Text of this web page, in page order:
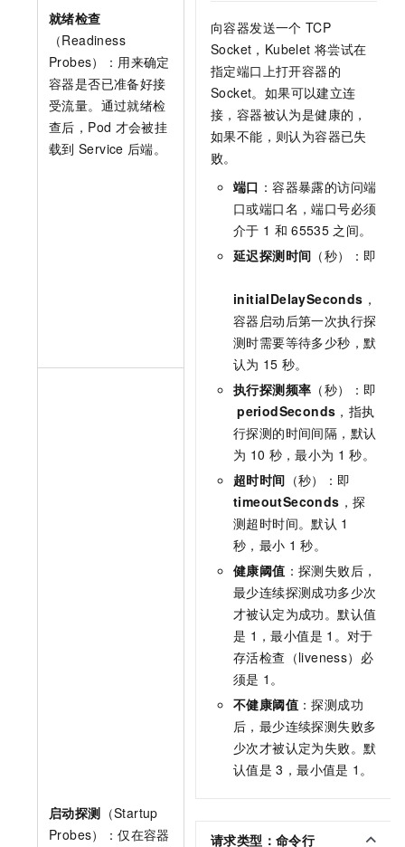
向容器发送一个 TCP
Socket，Kubelet 将尝试在
指定端口上打开容器的
Socket。如果可以建立连
接，容器被认为是健康的，
如果不能，则认为容器已失
败。
端口 ：容器暴露的访问端
口或端口名，端口号必须
介于 1 和 65535 之间。
延迟探测时间 （秒）：即
initialDelaySeconds ，
容器启动后第一次执行探
测时需要等待多少秒，默
认为 15 秒。
执行探测频率 （秒）：即
periodSeconds ，指执
行探测的时间间隔，默认
为 10 秒，最小为 1 秒。
超时时间 （秒）：即
timeoutSeconds ，探
测超时时间。默认 1
秒，最小 1 秒。
健康阈值 ：探测失败后，
最少连续探测成功多少次
才被认定为成功。默认值
是 1，最小值是 1。对于
存活检查（liveness）必
须是 1。
不健康阈值 ：探测成功
后，最少连续探测失败多
少次才被认定为失败。默
认值是 3，最小值是 1。
请求类型：命令行
就绪检查
（Readiness
Probes）：用来确定
容器是否已准备好接
受流量。通过就绪检
查后，Pod 才会被挂
载到 Service 后端。
启动探测 （Startup
Probes）：仅在容器